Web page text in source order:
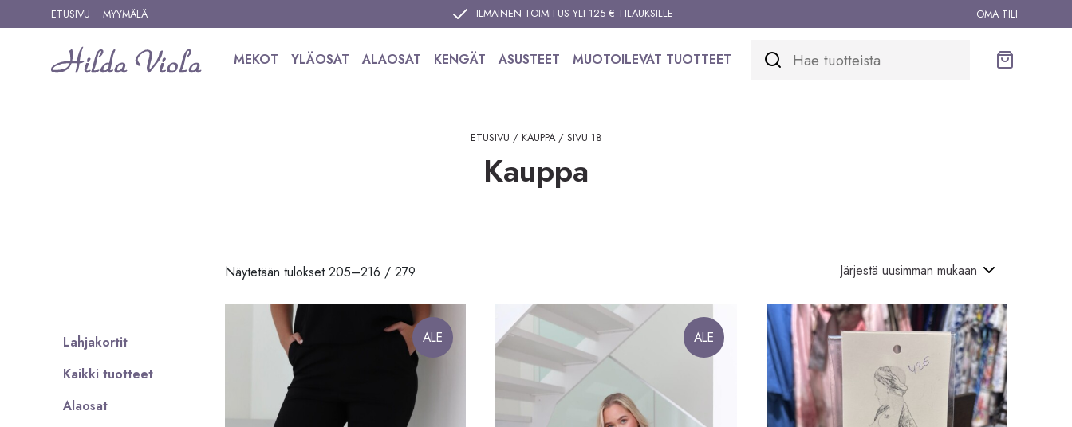
Siirry sisältöön
ETUSIVU MYYMÄLÄ ILMAINEN TOIMITUS YLI 125 € TILAUKSILLE OMA TILI
MEKOT YLÄOSAT ALAOSAT KENGÄT ASUSTEET MUOTOILEVAT TUOTTEET Ostoskori
ETUSIVU / KAUPPA/ SIVU 18
Kauppa
Lahjakortit
Kaikki tuotteet
Alaosat
Näytetään tulokset 205–216 / 279Sorted
latest
ALE
ALE